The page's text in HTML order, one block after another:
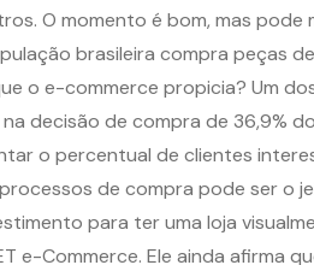
O momento é bom, mas pode
brasileira compra peças
o e-commerce propicia? Um
decisão de compra de 36,9%
o percentual de clientes
de compra pode ser o
para ter uma loja
e-Commerce. Ele ainda afirma